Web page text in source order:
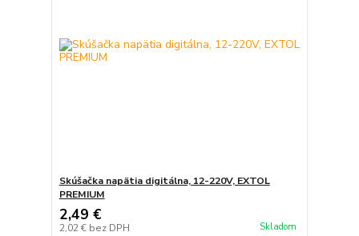
Skúšačka napätia digitálna, 12-220V, EXTOL
PREMIUM
2,49 €
2,02 € bez DPH Skladom